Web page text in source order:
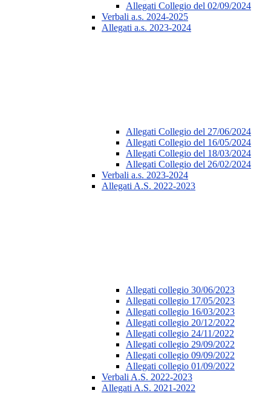
Allegati Collegio del 02/09/2024
Verbali a.s. 2024-2025
Allegati a.s. 2023-2024
Allegati Collegio del 27/06/2024
Allegati Collegio del 16/05/2024
Allegati Collegio del 18/03/2024
Allegati Collegio del 26/02/2024
Verbali a.s. 2023-2024
Allegati A.S. 2022-2023
Allegati collegio 30/06/2023
Allegati collegio 17/05/2023
Allegati collegio 16/03/2023
Allegati collegio 20/12/2022
Allegati collegio 24/11/2022
Allegati collegio 29/09/2022
Allegati collegio 09/09/2022
Allegati collegio 01/09/2022
Verbali A.S. 2022-2023
Allegati A.S. 2021-2022